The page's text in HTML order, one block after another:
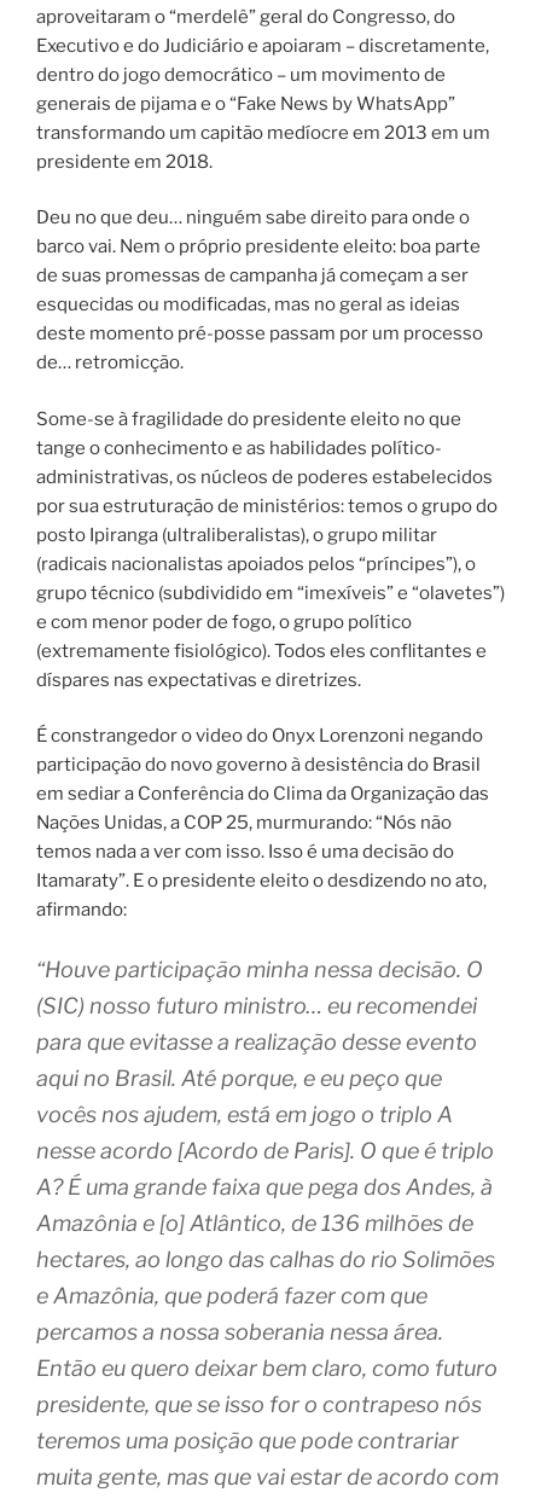
aproveitaram o “merdelê” geral do Congresso, do
Executivo e do Judiciário e apoiaram – discretamente,
dentro do jogo democrático – um movimento de
generais de pijama e o “Fake News by WhatsApp”
transformando um capitão medíocre em 2013 em um
presidente em 2018.
Deu no que deu… ninguém sabe direito para onde o
barco vai. Nem o próprio presidente eleito: boa parte
de suas promessas de campanha já começam a ser
esquecidas ou modificadas, mas no geral as ideias
deste momento pré-posse passam por um processo
de… retromicção.
Some-se à fragilidade do presidente eleito no que
tange o conhecimento e as habilidades político-
administrativas, os núcleos de poderes estabelecidos
por sua estruturação de ministérios: temos o grupo do
posto Ipiranga (ultraliberalistas), o grupo militar
(radicais nacionalistas apoiados pelos “príncipes”), o
grupo técnico (subdividido em “imexíveis” e “olavetes”)
e com menor poder de fogo, o grupo político
(extremamente fisiológico). Todos eles conflitantes e
díspares nas expectativas e diretrizes.
É constrangedor o video do Onyx Lorenzoni negando
participação do novo governo à desistência do Brasil
em sediar a Conferência do Clima da Organização das
Nações Unidas, a COP 25, murmurando: “Nós não
temos nada a ver com isso. Isso é uma decisão do
Itamaraty”. E o presidente eleito o desdizendo no ato,
afirmando:
“Houve participação minha nessa decisão. O
(SIC) nosso futuro ministro… eu recomendei
para que evitasse a realização desse evento
aqui no Brasil. Até porque, e eu peço que
vocês nos ajudem, está em jogo o triplo A
nesse acordo [Acordo de Paris]. O que é triplo
A? É uma grande faixa que pega dos Andes, à
Amazônia e [o] Atlântico, de 136 milhões de
hectares, ao longo das calhas do rio Solimões
e Amazônia, que poderá fazer com que
percamos a nossa soberania nessa área.
Então eu quero deixar bem claro, como futuro
presidente, que se isso for o contrapeso nós
teremos uma posição que pode contrariar
muita gente, mas que vai estar de acordo com